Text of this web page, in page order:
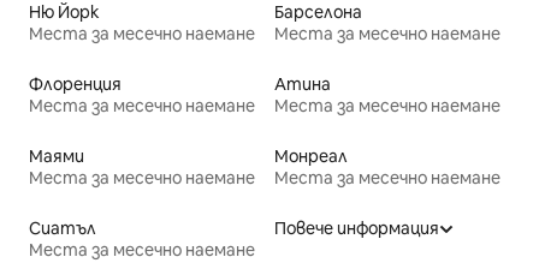
Ню Йорк
Места за месечно наемане
Барселона
Места за месечно наемане
Флоренция
Места за месечно наемане
Атина
Места за месечно наемане
Маями
Места за месечно наемане
Монреал
Места за месечно наемане
Сиатъл
Места за месечно наемане
Повече информация